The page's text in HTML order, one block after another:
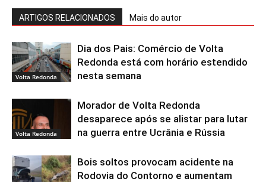
ARTIGOS RELACIONADOS Mais do autor
Volta Redonda
Dia dos Pais: Comércio de Volta
Redonda está com horário estendido
nesta semana
Volta Redonda
Morador de Volta Redonda
desaparece após se alistar para lutar
na guerra entre Ucrânia e Rússia
Bois soltos provocam acidente na
Rodovia do Contorno e aumentam